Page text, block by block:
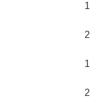
1
2
1
2